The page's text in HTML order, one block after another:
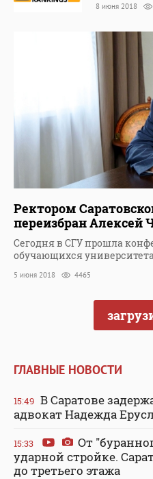
8 июня 2018
Ректором
переизбран Алексей
Сегодня в СГУ прошла
обучающихся
5 июня 2018 4465
ГЛАВНЫЕ НОВОСТИ
15:49 В Саратове
адвокат Надежда
15:33
От
ударной стройке.
до третьего этажа